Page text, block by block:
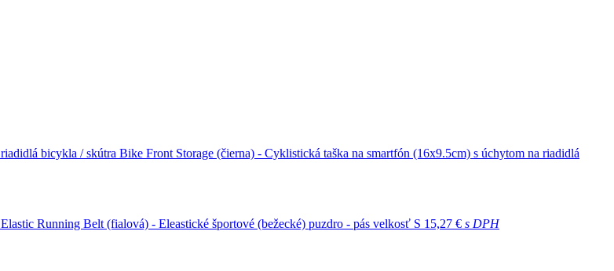
Bike Front Storage (čierna) - Cyklistická taška na smartfón (16x9.5cm) s úchytom na riadidlá
Elastic Running Belt (fialová) - Eleastické športové (bežecké) puzdro - pás velkosť S 15,27 € s DPH